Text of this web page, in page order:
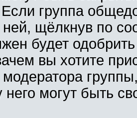
группа
ней, щёлкнув по
будет
вы хотите
него могут быть